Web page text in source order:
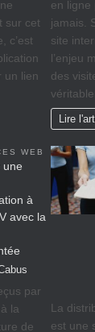
sur cet
c’est
un lien
en ligne
jamais.
site
l’enjeu
des
Lire
WEB
une
à
avec la
par
la
de
La
est une